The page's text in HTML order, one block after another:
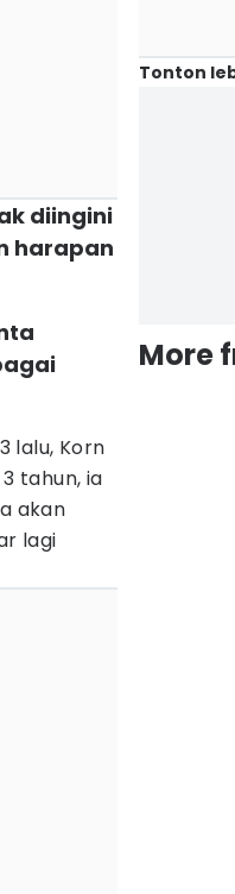
diingini
harapan
lalu, Korn
tahun, ia
akan
lagi
Tonton
More